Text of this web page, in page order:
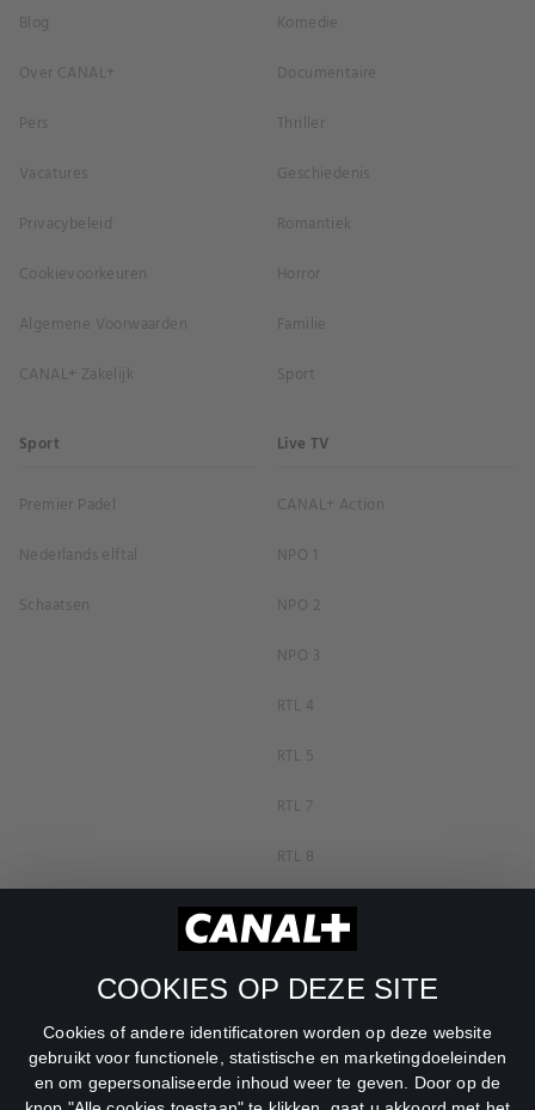
COOKIES OP DEZE SITE
Cookies of andere identificatoren worden op deze website
gebruikt voor functionele, statistische en marketingdoeleinden
en om gepersonaliseerde inhoud weer te geven. Door op de
Blog
Over CANAL+
Pers
Vacatures
Privacybeleid
Cookievoorkeuren
Algemene Voorwaarden
CANAL+ Zakelijk
Komedie
Documentaire
Thriller
Geschiedenis
Romantiek
Horror
Familie
Sport
Sport
Premier Padel
Nederlands elftal
Schaatsen
Live TV
CANAL+ Action
NPO 1
NPO 2
NPO 3
RTL 4
RTL 5
RTL 7
RTL 8
RTL Z
SBS6
Veronica